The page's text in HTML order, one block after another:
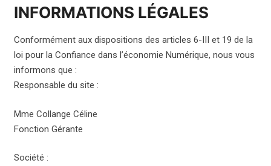
INFORMATIONS LÉGALES
Conformément aux dispositions des articles 6-III et 19 de la
loi pour la Confiance dans l’économie Numérique, nous vous
informons que :
Responsable du site :
Mme Collange Céline
Fonction Gérante
Société :